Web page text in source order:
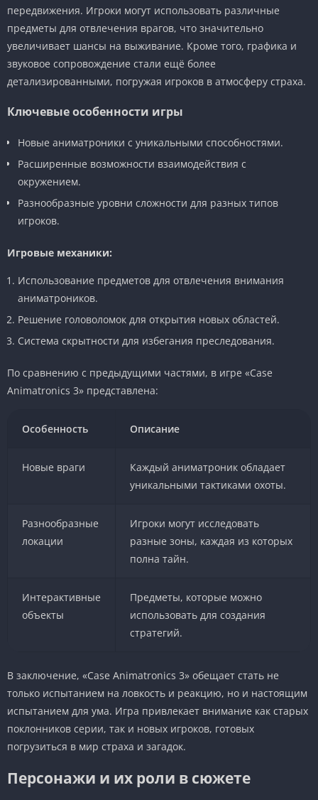
передвижения. Игроки могут использовать различные
предметы для отвлечения врагов, что значительно
увеличивает шансы на выживание. Кроме того, графика и
звуковое сопровождение стали ещё более
детализированными, погружая игроков в атмосферу страха.
Ключевые особенности игры
Новые аниматроники с уникальными способностями.
Расширенные возможности взаимодействия с
окружением.
Разнообразные уровни сложности для разных типов
игроков.
Игровые механики:
Использование предметов для отвлечения внимания
аниматроников.
Решение головоломок для открытия новых областей.
Система скрытности для избегания преследования.
По сравнению с предыдущими частями, в игре «Case
Animatronics 3» представлена:
Особенность Описание
Новые враги
Каждый аниматроник обладает
уникальными тактиками охоты.
Разнообразные
локации
Игроки могут исследовать
разные зоны, каждая из которых
полна тайн.
Интерактивные
объекты
Предметы, которые можно
использовать для создания
стратегий.
В заключение, «Case Animatronics 3» обещает стать не
только испытанием на ловкость и реакцию, но и настоящим
испытанием для ума. Игра привлекает внимание как старых
поклонников серии, так и новых игроков, готовых
погрузиться в мир страха и загадок.
Персонажи и их роли в сюжете